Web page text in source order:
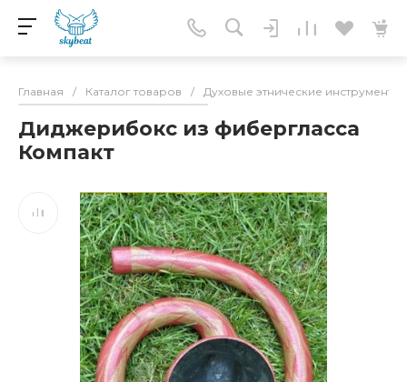
Главная / Каталог товаров / Духовые этнические инструменты
Диджерибокс из фибергласса
Компакт